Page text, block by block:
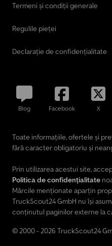
Termeni și condiții generale
Regulile pieței
Declarație de confidențialitate
Blog Facebook X
Toate informațiile, ofertele și
fără caracter obligatoriu și
Prin utilizarea acestui site,
Politica de confidențialitate
Mărcile menționate aparțin
TruckScout24 GmbH nu își
conținutul paginilor externe la
© 2000 - 2026 TruckScout24